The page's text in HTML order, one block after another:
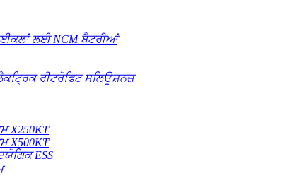
ਲਈ NCM ਬੈਟਰੀਆਂ
ਰੀਟਰੋਫਿਟ ਸਲਿਊਸ਼ਨਜ਼
X250KT
X500KT
ESS